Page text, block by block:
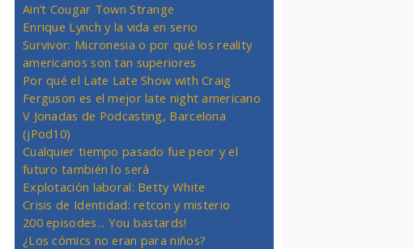
Ain’t Cougar Town Strange
Enrique Lynch y la vida en serio
Survivor: Micronesia o por qué los reality
americanos son tan superiores
Por qué el Late Late Show with Craig
Ferguson es el mejor late night americano
V Jonadas de Podcasting, Barcelona
(jPod10)
Cualquier tiempo pasado fue peor y el
futuro también lo será
Explotación laboral: Betty White
Crisis de Identidad: retcon y misterio
200 episodes... You bastards!
¿Los cómics no eran para niños?